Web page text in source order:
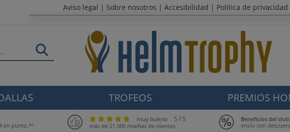
Aviso legal | Sobre nosotros | Accesibilidad | Política de privacidad
TROFEOS PREMIOS
en punto.*¹
muy bueno 5 / 5
más de 21.500 reseñas de clientes
Beneficios del club:
envío con